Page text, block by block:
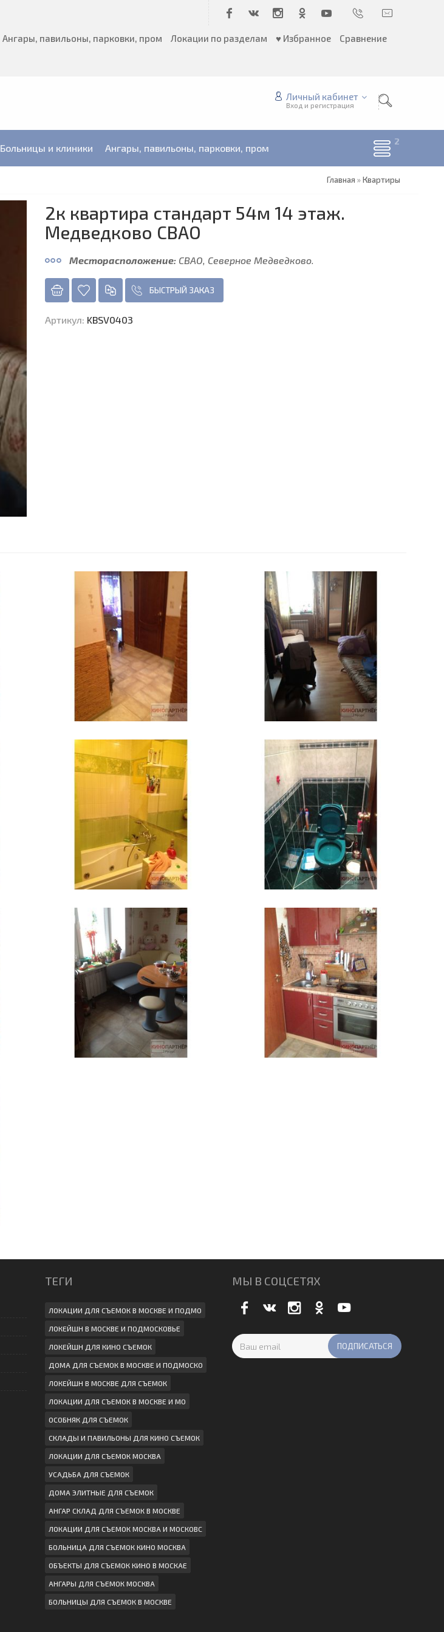
Ангары, павильоны, парковки, пром Локации по разделам ♥ Избранное Сравнение
Личный кабинет
Вход и регистрация
Больницы и клиники Ангары, павильоны, парковки, пром
Главная »Квартиры
2к квартира стандарт 54м 14 этаж.
Медведково СВАО
Месторасположение: СВАО, Северное Медведково.
БЫСТРЫЙ ЗАКАЗ
Артикул: KBSV0403
ТЕГИ
ЛОКАЦИИ ДЛЯ СЪЕМОК В МОСКВЕ И ПОДМО
ЛОКЕЙШН В МОСКВЕ И ПОДМОСКОВЬЕ
ЛОКЕЙШН ДЛЯ КИНО СЪЕМОК
ДОМА ДЛЯ СЪЕМОК В МОСКВЕ И ПОДМОСКО
ЛОКЕЙШН В МОСКВЕ ДЛЯ СЪЕМОК
ЛОКАЦИИ ДЛЯ СЪЕМОК В МОСКВЕ И МО
ОСОБНЯК ДЛЯ СЪЕМОК
СКЛАДЫ И ПАВИЛЬОНЫ ДЛЯ КИНО СЪЕМОК
ЛОКАЦИИ ДЛЯ СЪЕМОК МОСКВА
УСАДЬБА ДЛЯ СЪЕМОК
ДОМА ЭЛИТНЫЕ ДЛЯ СЪЕМОК
АНГАР СКЛАД ДЛЯ СЪЕМОК В МОСКВЕ
ЛОКАЦИИ ДЛЯ СЪЕМОК МОСКВА И МОСКОВС
БОЛЬНИЦА ДЛЯ СЪЕМОК КИНО МОСКВА
ОБЪЕКТЫ ДЛЯ СЪЕМОК КИНО В МОСКАЕ
АНГАРЫ ДЛЯ СЪЕМОК МОСКВА
БОЛЬНИЦЫ ДЛЯ СЪЕМОК В МОСКВЕ
МЫ В СОЦСЕТЯХ